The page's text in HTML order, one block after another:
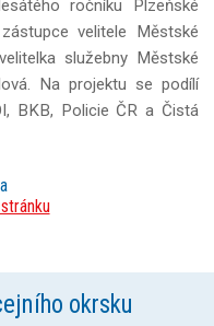
ročníku Plzeňské
velitele Městské
služebny Městské
Na projektu se podílí
BKB, Policie ČR a Čistá
okrsku